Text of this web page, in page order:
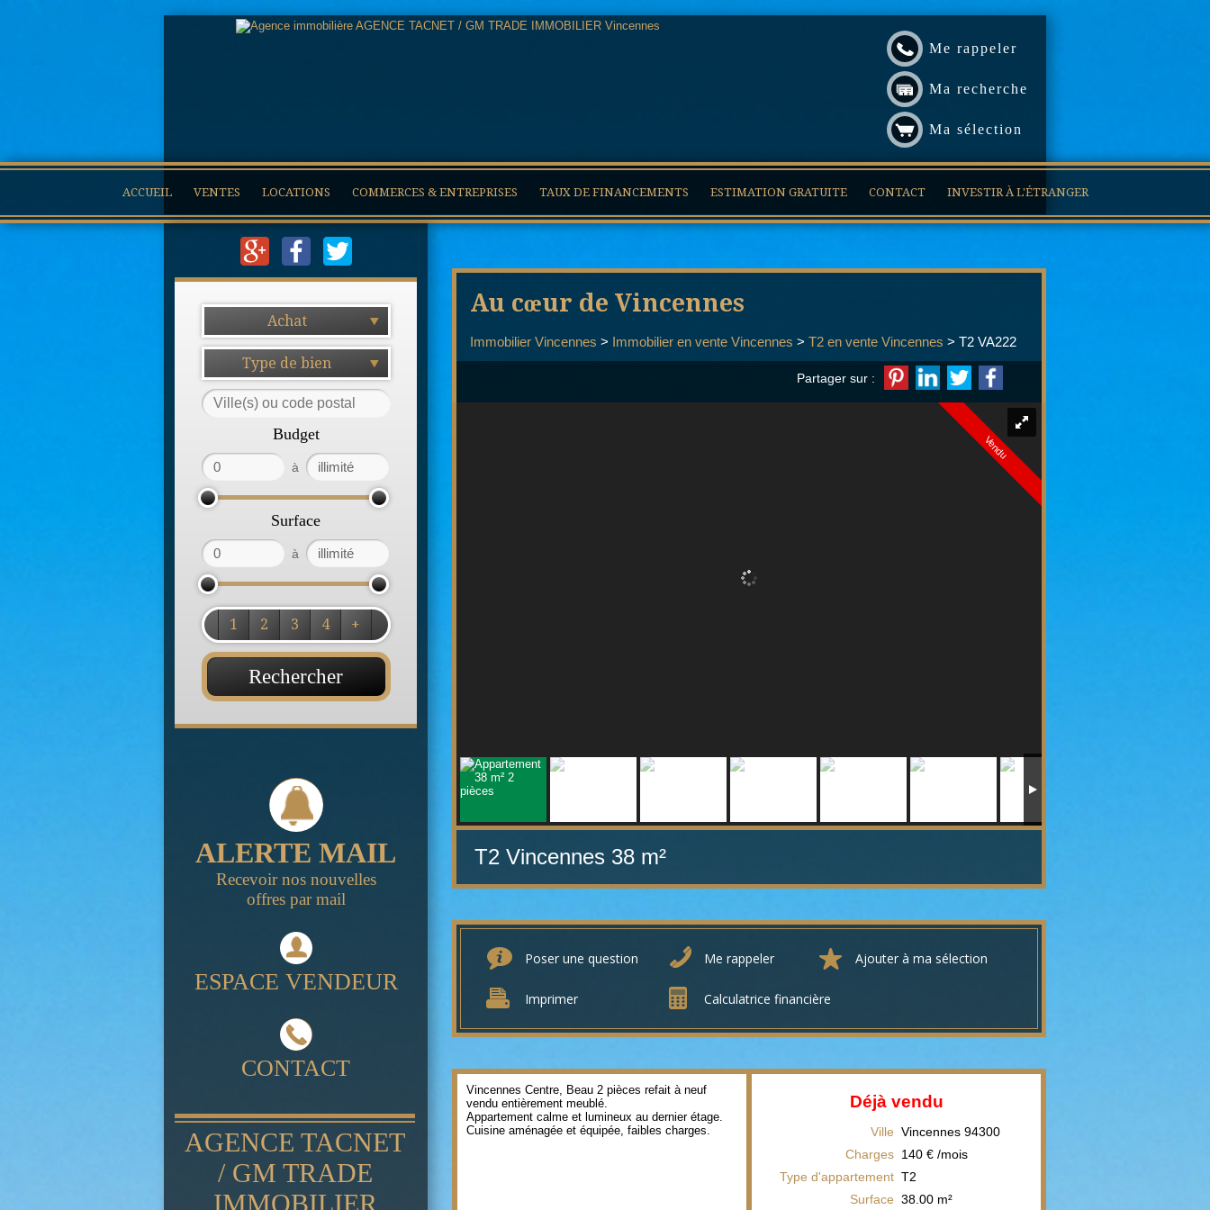
Me rappeler
Ma recherche
Ma sélection
ACCUEIL VENTES LOCATIONS COMMERCES & ENTREPRISES TAUX DE FINANCEMENTS ESTIMATION GRATUITE CONTACT INVESTIR À L'ÉTRANGER
Achat
Type de bien
Budget
à
Surface
à
1 2 3 4 +
ALERTE MAIL
Recevoir nos nouvelles
offres par mail
ESPACE VENDEUR
CONTACT
AGENCE TACNET
/ GM TRADE
IMMOBILIER
Au cœur de Vincennes
Immobilier Vincennes > Immobilier en vente Vincennes > T2 en vente Vincennes > T2 VA222
Partager sur :
Vendu
T2 Vincennes 38 m²
Poser une question Me rappeler Ajouter à ma sélection
Imprimer Calculatrice financière
Vincennes Centre, Beau 2 pièces refait à neuf
vendu entièrement meublé.
Appartement calme et lumineux au dernier étage.
Cuisine aménagée et équipée, faibles charges.
Déjà vendu
Ville Vincennes 94300
Charges 140 € /mois
Type d'appartement T2
Surface 38.00 m²